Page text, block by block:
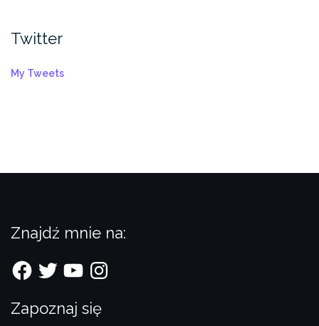
Twitter
My Tweets
Znajdź mnie na:
Facebook
TwitterYouTubeInstagram
Zapoznaj się